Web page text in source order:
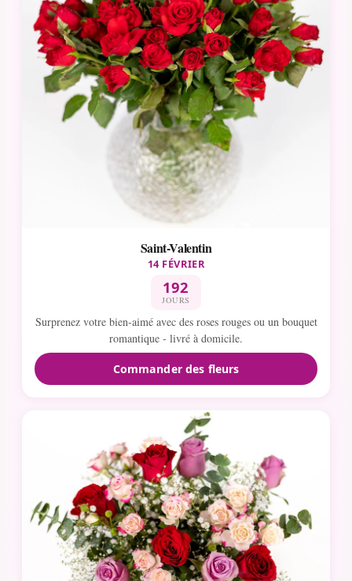
Saint-Valentin
14 FÉVRIER
192
JOURS
Surprenez votre bien-aimé avec des roses rouges ou un bouquet
romantique - livré à domicile.
Commander des fleurs